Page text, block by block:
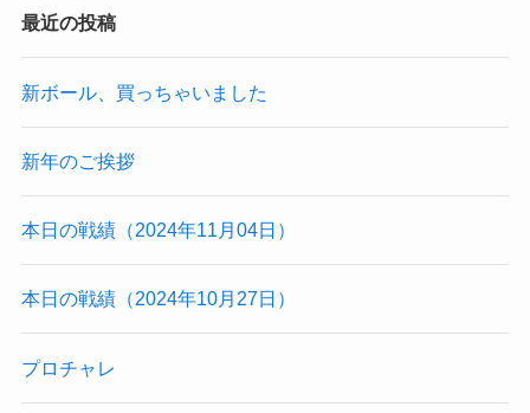
最近の投稿
新ボール、買っちゃいました
新年のご挨拶
本日の戦績（2024年11月04日）
本日の戦績（2024年10月27日）
プロチャレ